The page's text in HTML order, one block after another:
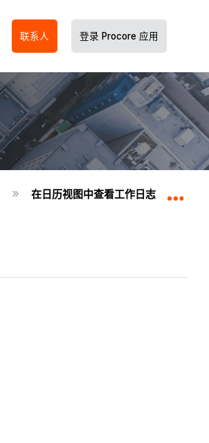
联系人 登录 Procore 应用
在日历视图中查看工作日志（